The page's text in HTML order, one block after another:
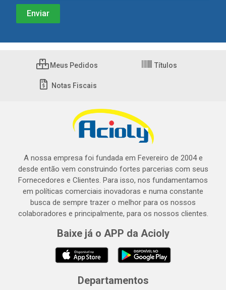
Meus Pedidos Títulos
Notas Fiscais
A nossa empresa foi fundada em Fevereiro de 2004 e
desde então vem construindo fortes parcerias com seus
Fornecedores e Clientes. Para isso, nos fundamentamos
em políticas comerciais inovadoras e numa constante
busca de sempre trazer o melhor para os nossos
colaboradores e principalmente, para os nossos clientes.
Baixe já o APP da Acioly
Departamentos